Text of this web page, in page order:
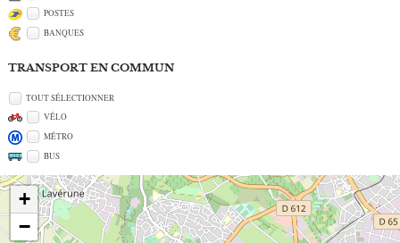
POSTES
BANQUES
TRANSPORT EN COMMUN
TOUT SÉLECTIONNER
VÉLO
MÉTRO
BUS
+
−